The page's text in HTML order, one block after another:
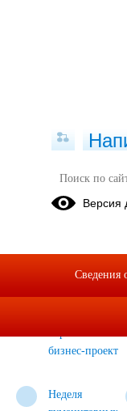
Архив
Запусти
бизнес‑проект
Неделя
Версия
Сведения